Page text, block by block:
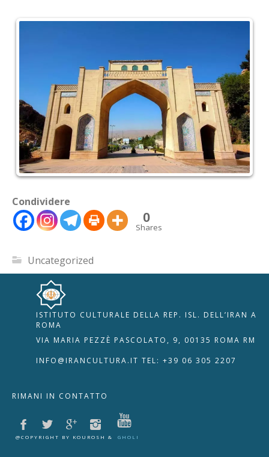
Condividere
0
Shares
Uncategorized
ISTITUTO CULTURALE DELLA REP. ISL. DELL’IRAN A
ROMA
VIA MARIA PEZZÈ PASCOLATO, 9, 00135 ROMA RM
INFO@IRANCULTURA.IT TEL: +39 06 305 2207
RIMANI IN CONTATTO
@COPYRIGHT BY KOUROSH & GHOLI
RIPRISTINA 🇮🇹 🇬🇧
Disattiva Immagini
Evidenzia Link